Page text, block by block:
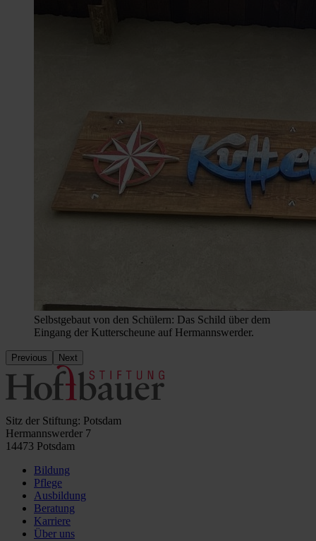
Selbstgebaut von den Schülern: Das Schild über dem
Eingang der Kutterscheune auf Hermannswerder.
Previous Next
Sitz der Stiftung: Potsdam
Hermannswerder 7
14473 Potsdam
Bildung
Pflege
Ausbildung
Beratung
Karriere
Über uns